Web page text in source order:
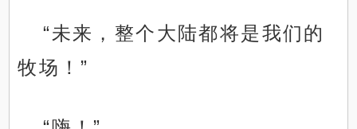
“未来，整个大陆都将是我们的
牧场！”